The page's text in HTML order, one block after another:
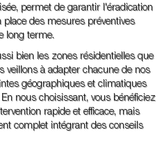
permet de garantir l'éradication
des mesures préventives
long terme.
bien les zones résidentielles que
veillons à adapter chacune de nos
géographiques et climatiques
nous choisissant, vous bénéficiez
rapide et efficace, mais
complet intégrant des conseils